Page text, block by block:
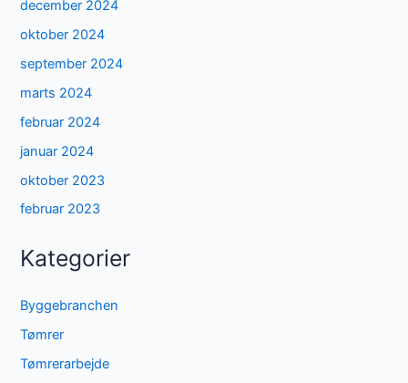
december 2024
oktober 2024
september 2024
marts 2024
februar 2024
januar 2024
oktober 2023
februar 2023
Kategorier
Byggebranchen
Tømrer
Tømrerarbejde